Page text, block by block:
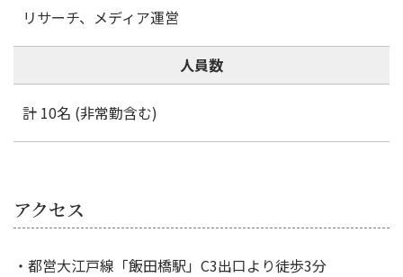
リサーチ、メディア運営
人員数
計 10名 (非常勤含む)
アクセス
・都営大江戸線「飯田橋駅」C3出口より徒歩3分